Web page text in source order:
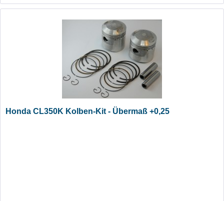
Honda CL350K Kolben-Kit - Übermaß +0,25